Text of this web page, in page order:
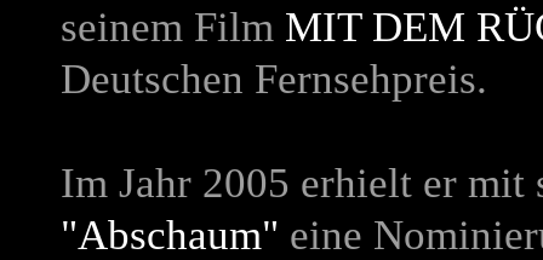
seinem Film MIT DEM
Deutschen Fernsehpreis.
Im Jahr 2005 erhielt er mit
"Abschaum" eine